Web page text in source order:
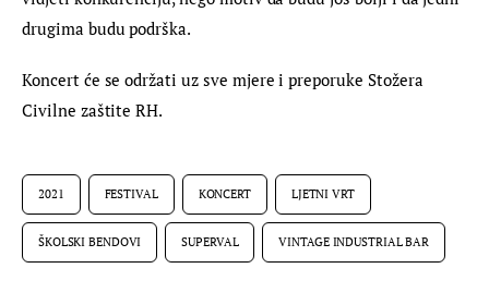
drugima budu podrška.
Koncert će se održati uz sve mjere i preporuke Stožera
Civilne zaštite RH.
2021 FESTIVAL KONCERT LJETNI VRT
ŠKOLSKI BENDOVI SUPERVAL VINTAGE INDUSTRIAL BAR